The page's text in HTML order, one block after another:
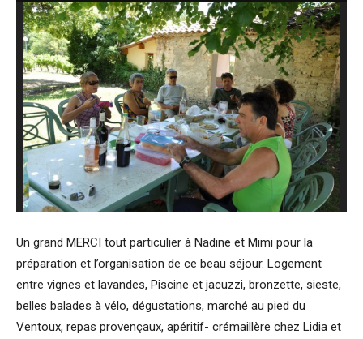
Un grand MERCI tout particulier à Nadine et Mimi pour la
préparation et l’organisation de ce beau séjour. Logement
entre vignes et lavandes, Piscine et jacuzzi, bronzette, sieste,
belles balades à vélo, dégustations, marché au pied du
Ventoux, repas provençaux, apéritif- crémaillère chez Lidia et